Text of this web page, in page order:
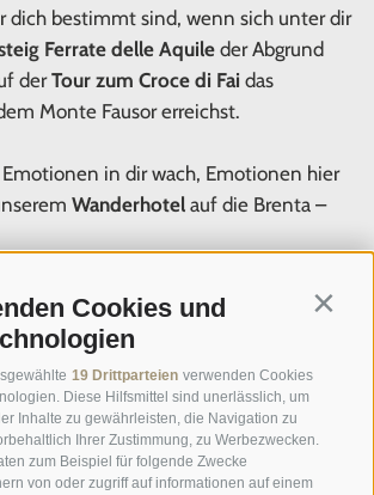
Cookies und
19 Drittparteien verwenden Cookies
Diese Hilfsmittel sind unerlässlich, um
Inhalte zu gewährleisten, die Navigation zu
Ihrer Zustimmung, zu Werbezwecken.
zum Beispiel für folgende Zwecke
von oder zugriff auf informationen auf einem
dich bestimmt sind, wenn sich unter dir
Ferrate delle Aquileder Abgrund
derTour zum Croce di Fai das
Monte Fausor erreichst.
in dir wach, Emotionen hier
Wanderhotel auf die Brenta –